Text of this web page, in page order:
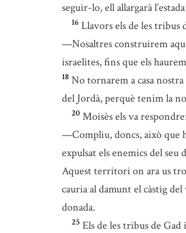
seguir-lo, ell allargarà
16 Llavors els de les tribus
—Nosaltres construirem
israelites, fins que els
18 No tornarem a casa nostra
del Jordà, perquè tenim la
20 Moisès els va respondre:
—Compliu, doncs, això que
expulsat els enemics del seu
Aquest territori on ara us
cauria al damunt el càstig
donada.
25 Els de les tribus de